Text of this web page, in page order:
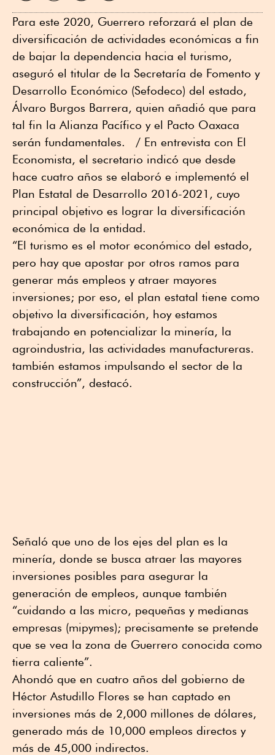
Para este 2020, Guerrero reforzará el plan de
diversificación de actividades económicas a fin
de bajar la dependencia hacia el turismo,
aseguró el titular de la Secretaría de Fomento y
Desarrollo Económico (Sefodeco) del estado,
Álvaro Burgos Barrera, quien añadió que para
tal fin la Alianza Pacífico y el Pacto Oaxaca
serán fundamentales. / En entrevista con El
Economista, el secretario indicó que desde
hace cuatro años se elaboró e implementó el
Plan Estatal de Desarrollo 2016-2021, cuyo
principal objetivo es lograr la diversificación
económica de la entidad.
“El turismo es el motor económico del estado,
pero hay que apostar por otros ramos para
generar más empleos y atraer mayores
inversiones; por eso, el plan estatal tiene como
objetivo la diversificación, hoy estamos
trabajando en potencializar la minería, la
agroindustria, las actividades manufactureras.
también estamos impulsando el sector de la
construcción”, destacó.
Señaló que uno de los ejes del plan es la
minería, donde se busca atraer las mayores
inversiones posibles para asegurar la
generación de empleos, aunque también
“cuidando a las micro, pequeñas y medianas
empresas (mipymes); precisamente se pretende
que se vea la zona de Guerrero conocida como
tierra caliente”.
Ahondó que en cuatro años del gobierno de
Héctor Astudillo Flores se han captado en
inversiones más de 2,000 millones de dólares,
generado más de 10,000 empleos directos y
más de 45,000 indirectos.